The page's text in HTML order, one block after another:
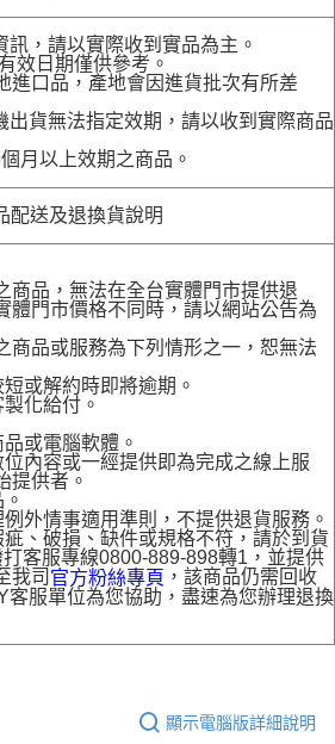
，請以實際收到實品為主。
效日期僅供參考。
口品，產地會因進貨批次有所差
出貨無法指定效期，請以收到實際商品
月以上效期之商品。
配送及退換貨說明
商品，無法在全台實體門市提供退
體門市價格不同時，請以網站公告為
商品或服務為下列情形之一，恕無法
或解約時即將逾期。
化給付。
或電腦軟體。
內容或一經提供即為完成之線上服
提供者。
外情事適用準則，不提供退貨服務。
、破損、缺件或規格不符，請於到貨
客服專線0800-889-898轉1，並提供
我司 官方粉絲專頁 ，該商品仍需回收
客服單位為您協助，盡速為您辦理退換
顯示電腦版詳細說明